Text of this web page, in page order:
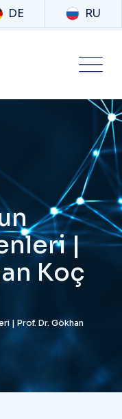
DE RU
|
Koç
| Prof. Dr. Gökhan